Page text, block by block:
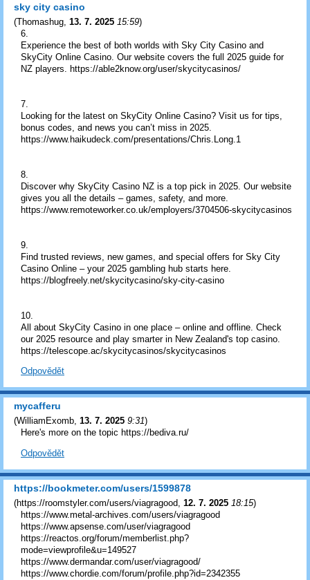
sky city casino
(Thomashug 13. 7. 2025 15:59)
6.
Experience the best of both worlds with Sky City Casino and
SkyCity Online Casino. Our website covers the full 2025 guide for
NZ players. https://able2know.org/user/skycitycasinos/
7.
Looking for the latest on SkyCity Online Casino? Visit us for tips,
bonus codes, and news you can’t miss in 2025.
https://www.haikudeck.com/presentations/Chris.Long.1
8.
Discover why SkyCity Casino NZ is a top pick in 2025. Our website
gives you all the details – games, safety, and more.
https://www.remoteworker.co.uk/employers/3704506-skycitycasinos
9.
Find trusted reviews, new games, and special offers for Sky City
Casino Online – your 2025 gambling hub starts here.
https://blogfreely.net/skycitycasino/sky-city-casino
10.
All about SkyCity Casino in one place – online and offline. Check
our 2025 resource and play smarter in New Zealand's top casino.
https://telescope.ac/skycitycasinos/skycitycasinos
Odpovědět
mycafferu
(WilliamExomb, 13. 7. 2025 9:31)
Here's more on the topic https://bediva.ru/
Odpovědět
https://bookmeter.com/users/1599878
(https://roomstyler.com/users/viagragood, 12. 7. 2025 18:15)
https://www.metal-archives.com/users/viagragood
https://www.apsense.com/user/viagragood
https://reactos.org/forum/memberlist.php?
mode=viewprofile&u=149527
https://www.dermandar.com/user/viagragood/
https://www.chordie.com/forum/profile.php?id=2342355